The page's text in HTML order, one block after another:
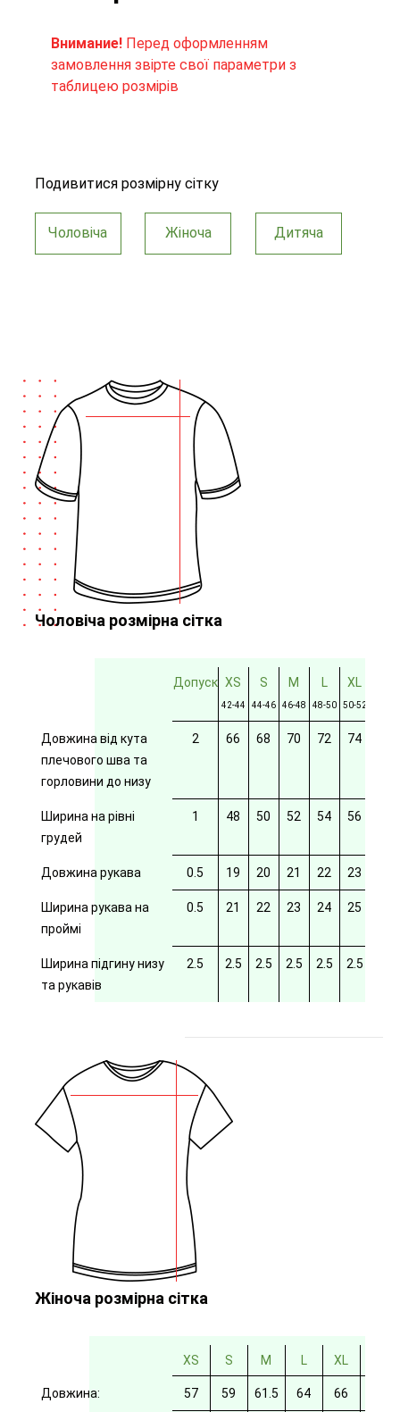
Внимание! Перед оформленням
замовлення звірте свої параметри з
таблицею розмірів
Подивитися розмірну сітку
Чоловіча Жіноча Дитяча
Чоловіча розмірна сітка
Допуск XS
42-44
S
44-46
M
46-48
L
48-50
XL
50-52
Довжина від кута
плечового шва та
горловини до низу
2 66 68 70 72 74
Ширина на рівні
грудей
1 48 50 52 54 56
Довжина рукава 0.5 19 20 21 22 23
Ширина рукава на
проймі
0.5 21 22 23 24 25
Ширина підгину низу
та рукавів
2.5 2.5 2.5 2.5 2.5 2.5
Жіноча розмірна сітка
XS S M L XL
Довжина: 57 59 61.5 64 66